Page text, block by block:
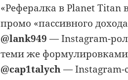
«Рефералка в Planet Titan
промо «пассивного
@lank949 — Instagram-
теми же формулировками
@cap1talych— Instagram-